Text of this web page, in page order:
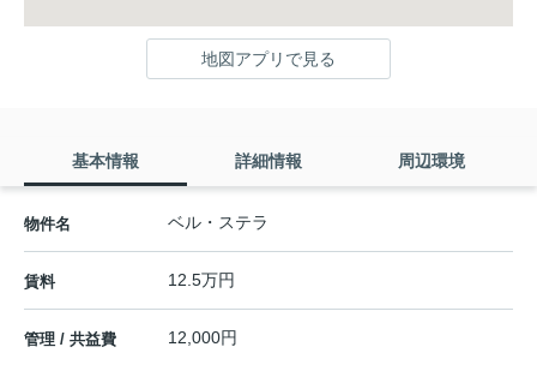
地図アプリで見る
基本情報 詳細情報 周辺環境
物件名 ベル・ステラ
賃料 12.5万円
管理 / 共益費 12,000円